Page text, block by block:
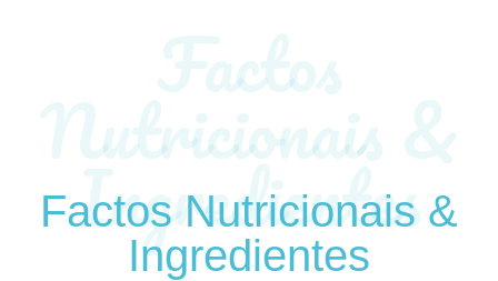
Factos
Nutricionais &
Ingredientes
Factos Nutricionais &
Ingredientes